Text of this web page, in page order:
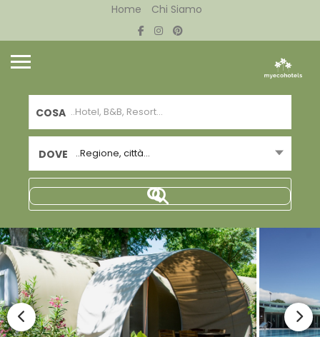
Home Chi Siamo
COSA
DOVE ..Regione, città...